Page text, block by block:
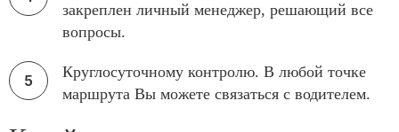
закреплен личный менеджер, решающий все
вопросы.
Круглосуточному контролю. В любой точке
маршрута Вы можете связаться с водителем.